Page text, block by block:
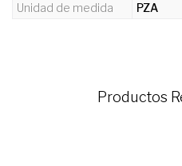
Unidad de medida
PZA
Productos